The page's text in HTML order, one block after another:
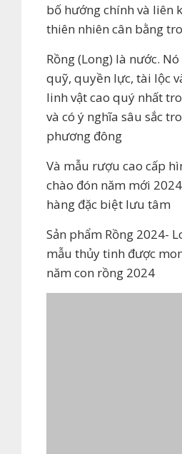
bố hướng chính và liên
thiên nhiên cân bằng
Rồng (Long) là nước.
quỹ, quyền lực, tài lộc
linh vật cao quý nhất
và có ý nghĩa sâu sắc
phương đông
Và mẫu rượu cao cấp
chào đón năm mới
hàng đặc biệt lưu tâm
Sản phẩm Rồng 2024-
mẫu thủy tinh được
năm con rồng 2024